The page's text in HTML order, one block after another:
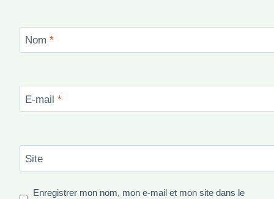
Nom *
E-mail *
Site
Enregistrer mon nom, mon e-mail et mon site dans le